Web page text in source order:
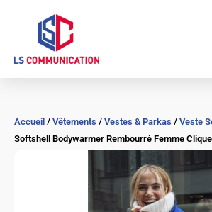
contenu
Accueil / Vêtements / Vestes & Parkas / Veste
Softshell Bodywarmer Rembourré Femme Clique